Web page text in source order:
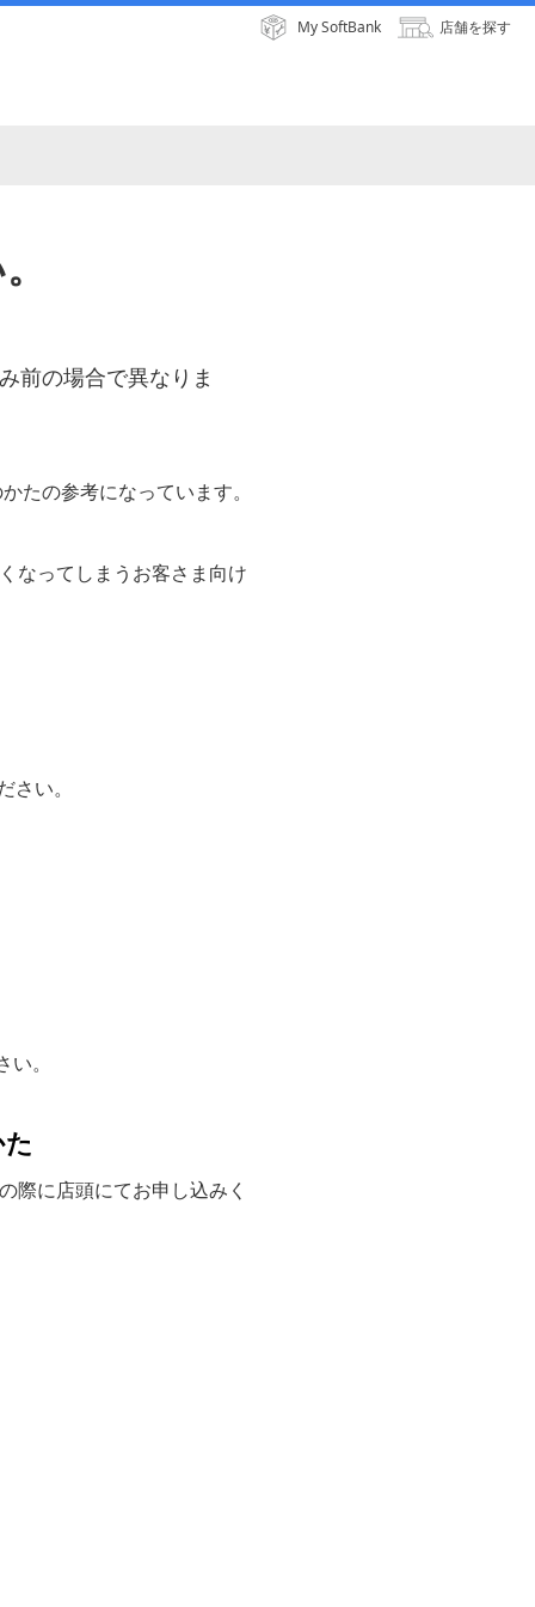
My SoftBank 店舗を探す
前の場合で異なりま
たの参考になっています。
なってしまうお客さま向け
い。
。
際に店頭にてお申し込みく